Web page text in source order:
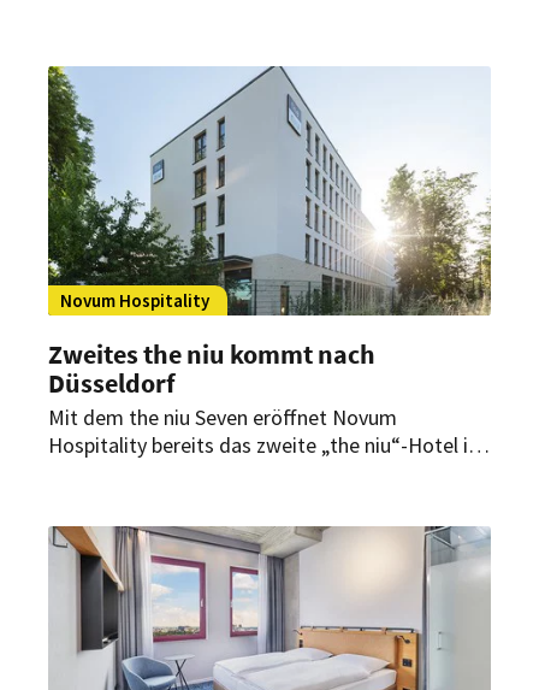
bekannte Haus stammt aus dem Portfolio der
Obotritia Hotel SE, zu der auch das Best Western
Plus Hotel Bautzen gehört.
Novum Hospitality
Zweites the niu kommt nach
Düsseldorf
Mit dem the niu Seven eröffnet Novum
Hospitality bereits das zweite „the niu“-Hotel in
Stockwerken, wobei die Hotelzimmer im vierten
Obergeschoss einen Blick auf das begrünte Dach
bieten.